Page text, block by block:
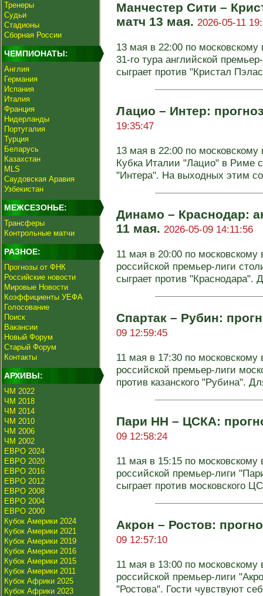
Тренеры
Судьи
Стадионы
Сборная России
ЧЕМПИОНАТЫ:
Англия
Германия
Испания
Италия
Франция
Нидерланды
Португалия
Турция
Беларусь
Казахстан
MLS
Саудовская Аравия
Узбекистан
МЕЖСЕЗОНЬЕ:
Трансферы
Контрольные матчи
РАЗНОЕ:
Прогнозы от ФНК
Российские новости
Мировые Новости
Коэффициенты УЕФА
Голосование
Поиск
Вакансии
Новый Форум
Старый Форум
Контакты
АРХИВЫ:
ЧМ 2022
ЧМ 2018
ЧМ 2014
ЧМ 2010
ЧМ 2006
ЧМ 2002
ЕВРО 2024
ЕВРО 2020
ЕВРО 2016
ЕВРО 2012
ЕВРО 2008
ЕВРО 2004
ЕВРО 2000
Кубок Америки 2024
Кубок Америки 2021
Кубок Америки 2019
Кубок Америки 2016
Кубок Америки 2015
Кубок Америки 2011
Кубок Африки 2025
Кубок Африки 2023
Манчестер Сити –
матч 13 мая. 2026-05-11
13 мая в 22:00 по
31-го тура английской
сыграет против "Кристал
Лацио – Интер:
19:35:47
13 мая в 22:00 по
Кубка Италии "Лацио" в Риме
"Интера". На выходных этим
Динамо – Краснодар:
11 мая. 2026-05-09 14:11:56
11 мая в 20:00 по московскому
российской премьер-лиги
сыграет против "Краснодара".
Спартак – Рубин:
09 12:59:45
11 мая в 17:30 по московскому
российской премьер-лиги
против казанского "Рубина".
Пари НН – ЦСКА:
09 12:58:24
11 мая в 15:15 по московскому
российской премьер-лиги
сыграет против московского
Акрон – Ростов:
09 12:57:10
11 мая в 13:00 по московскому
российской премьер-лиги
"Ростова". Гости чувствуют